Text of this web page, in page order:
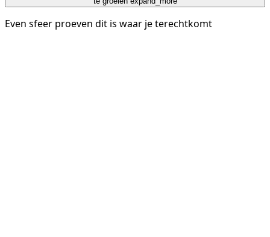
Even sfeer proeven dit is waar je terechtkomt